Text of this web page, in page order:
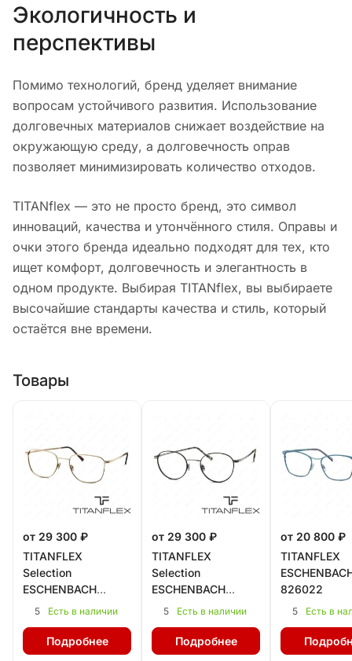
Экологичность и
перспективы
Помимо технологий, бренд уделяет внимание
вопросам устойчивого развития. Использование
долговечных материалов снижает воздействие на
окружающую среду, а долговечность оправ
позволяет минимизировать количество отходов.
TITANflex — это не просто бренд, это символ
инноваций, качества и утончённого стиля. Оправы и
очки этого бренда идеально подходят для тех, кто
ищет комфорт, долговечность и элегантность в
одном продукте. Выбирая TITANflex, вы выбираете
высочайшие стандарты качества и стиль, который
остаётся вне времени.
Товары
от 29 300 ₽
TITANFLEX
Selection
ESCHENBACH
821045
5 Есть в наличии
Подробнее
от 29 300 ₽
TITANFLEX
Selection
ESCHENBACH
821044
5 Есть в наличии
Подробнее
от 20 800 ₽
TITANFLEX
826022
5 Есть в